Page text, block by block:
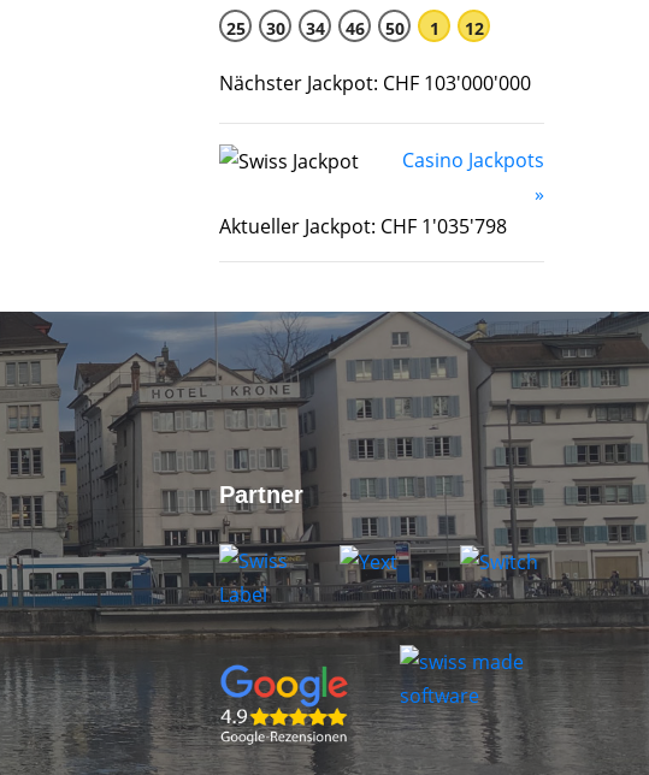
25 30 34 46 50 1 12
Nächster Jackpot: CHF 103'000'000
Casino Jackpots
»
Aktueller Jackpot: CHF 1'035'798
Partner